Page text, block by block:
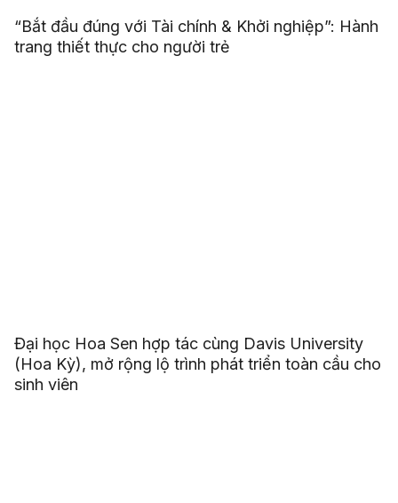
“Bắt đầu đúng với Tài chính & Khởi nghiệp”: Hành
trang thiết thực cho người trẻ
Đại học Hoa Sen hợp tác cùng Davis University
(Hoa Kỳ), mở rộng lộ trình phát triển toàn cầu cho
sinh viên